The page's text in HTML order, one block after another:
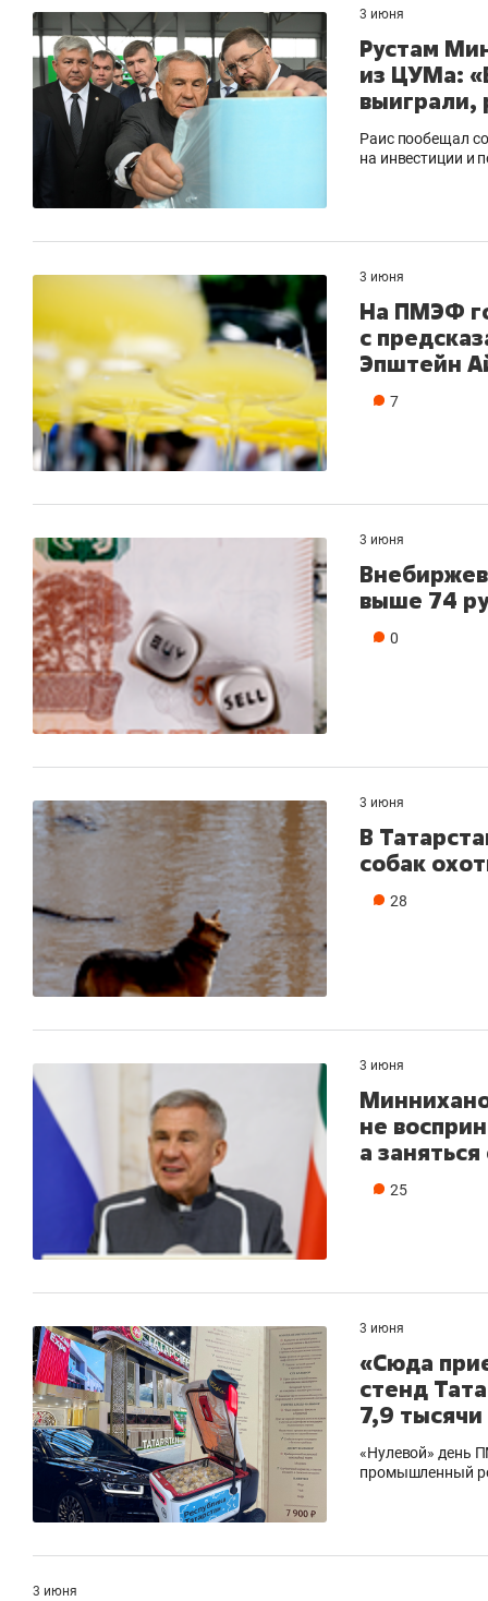
3 июня
Рустам
из ЦУМа:
выиграли,
Раис пообещал
на инвестиции и
3 июня
На ПМЭФ
с
Эпштейн
7
3 июня
выше 74
0
3 июня
В
собак
28
3 июня
не
а
25
3 июня
«Сюда
стенд
7,9 тысячи
«Нулевой» день
промышленный
3 июня